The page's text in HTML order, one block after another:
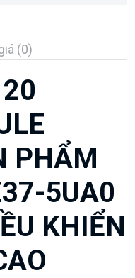
(0)
PHẨM
5UA0
KHIỂN